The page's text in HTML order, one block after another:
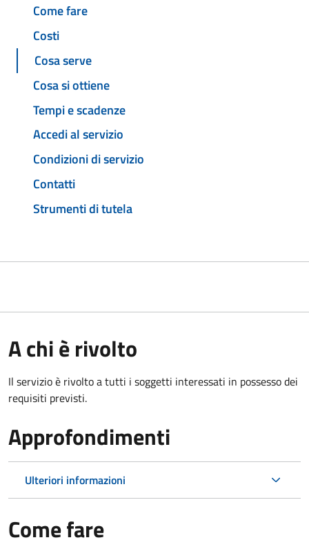
Come fare
Costi
Cosa serve
Cosa si ottiene
Tempi e scadenze
Accedi al servizio
Condizioni di servizio
Contatti
Strumenti di tutela
A chi è rivolto
Il servizio è rivolto a tutti i soggetti interessati in possesso dei
requisiti previsti.
Approfondimenti
Ulteriori informazioni
Come fare